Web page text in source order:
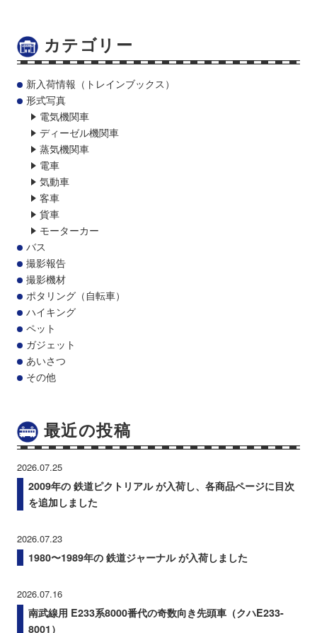
カテゴリー
新入荷情報（トレインブックス）
形式写真
電気機関車
ディーゼル機関車
蒸気機関車
電車
気動車
客車
貨車
モーターカー
バス
撮影報告
撮影機材
ポタリング（自転車）
ハイキング
ペット
ガジェット
あいさつ
その他
最近の投稿
2026.07.25
2009年の 鉄道ピクトリアル が入荷し、各商品ページに目次
を追加しました
2026.07.23
1980〜1989年の 鉄道ジャーナル が入荷しました
2026.07.16
南武線用 E233系8000番代の奇数向き先頭車（クハE233-
8001）